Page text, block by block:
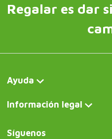
Regalar es dar
Ayuda
Información legal
Síguenos